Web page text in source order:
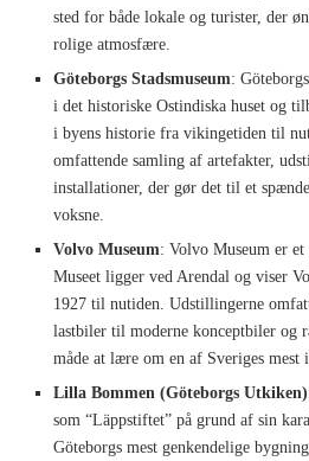
sted for både lokale og turister, der
rolige atmosfære.
Göteborgs Stadsmuseum:
i det historiske Ostindiska huset og
i byens historie fra vikingetiden til
omfattende samling af artefakter,
installationer, der gør det til et
voksne.
Volvo Museum: Volvo Museum er et
Museet ligger ved Arendal og viser
1927 til nutiden. Udstillingerne
lastbiler til moderne konceptbiler og
måde at lære om en af Sveriges mest
Lilla Bommen (Göteborgs Utkiken)
som “Läppstiftet” på grund af sin
Göteborgs mest genkendelige